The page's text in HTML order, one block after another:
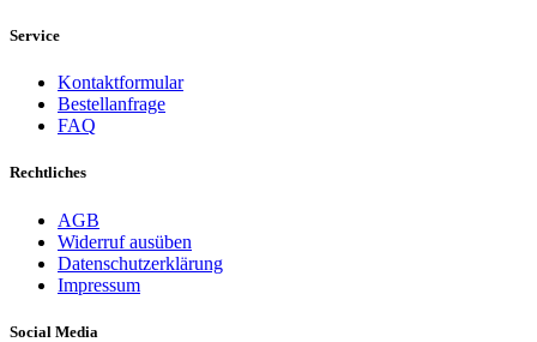
Service
Kontaktformular
Bestellanfrage
FAQ
Rechtliches
AGB
Widerruf ausüben
Datenschutzerklärung
Impressum
Social Media